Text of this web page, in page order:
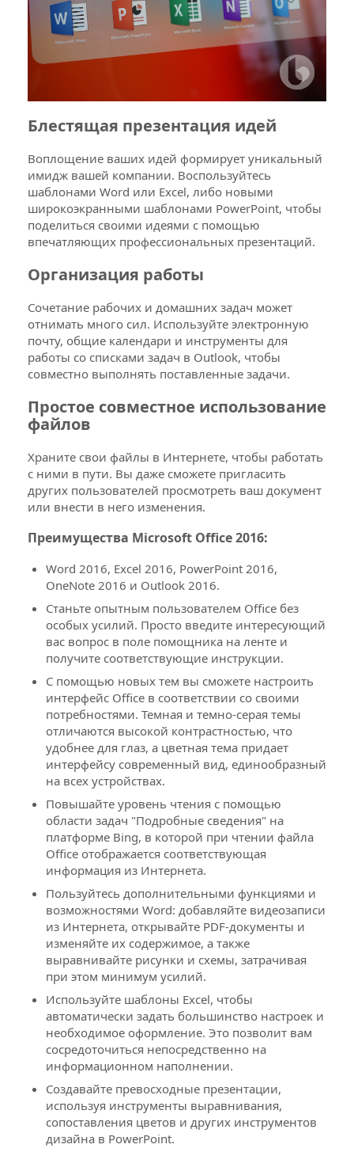
Выберите способ оплаты "Оплатить
онлайн" или оплатить по счету
5
Ключ (ESD) для активации программного
заказе e-mail по защищенному каналу
Блестящая презентация идей
Воплощение ваших идей формирует уникальный
имидж вашей компании. Воспользуйтесь
шаблонами Word или Excel, либо новыми
широкоэкранными шаблонами PowerPoint, чтобы
поделиться своими идеями с помощью
впечатляющих профессиональных презентаций.
Организация работы
Сочетание рабочих и домашних задач может
отнимать много сил. Используйте электронную
почту, общие календари и инструменты для
работы со списками задач в Outlook, чтобы
совместно выполнять поставленные задачи.
Простое совместное использование
файлов
Храните свои файлы в Интернете, чтобы работать
с ними в пути. Вы даже сможете пригласить
других пользователей просмотреть ваш документ
или внести в него изменения.
Преимущества Microsoft Office 2016:
Word 2016, Excel 2016, PowerPoint 2016,
OneNote 2016 и Outlook 2016.
Станьте опытным пользователем Office без
особых усилий. Просто введите интересующий
вас вопрос в поле помощника на ленте и
получите соответствующие инструкции.
С помощью новых тем вы сможете настроить
интерфейс Office в соответствии со своими
потребностями. Темная и темно-серая темы
отличаются высокой контрастностью, что
удобнее для глаз, а цветная тема придает
интерфейсу современный вид, единообразный
на всех устройствах.
Повышайте уровень чтения с помощью
области задач "Подробные сведения" на
платформе Bing, в которой при чтении файла
Office отображается соответствующая
информация из Интернета.
Пользуйтесь дополнительными функциями и
возможностями Word: добавляйте видеозаписи
из Интернета, открывайте PDF-документы и
изменяйте их содержимое, а также
выравнивайте рисунки и схемы, затрачивая
при этом минимум усилий.
Используйте шаблоны Excel, чтобы
автоматически задать большинство настроек и
необходимое оформление. Это позволит вам
сосредоточиться непосредственно на
информационном наполнении.
Создавайте превосходные презентации,
используя инструменты выравнивания,
сопоставления цветов и других инструментов
дизайна в PowerPoint.